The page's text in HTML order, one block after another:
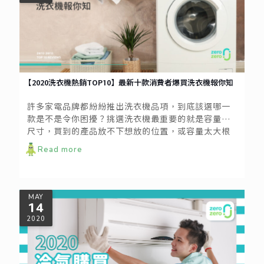
【2020洗衣機熱銷TOP10】最新十款消費者爆買洗衣機報你知
許多家電品牌都紛紛推出洗衣機品項，到底該選哪一
款是不是令你困擾？挑選洗衣機最重要的就是容量跟
尺寸，買到的產品放不下想放的位置，或容量太大根
本用不到其實都是浪費，小編教你從5個方向來做挑
選，詳細內容可閱讀「洗衣機挑選懶人包」(連結)。
源：momo購物網2020年6月份洗衣機熱銷排行榜)
Read more
MAY
14
2020